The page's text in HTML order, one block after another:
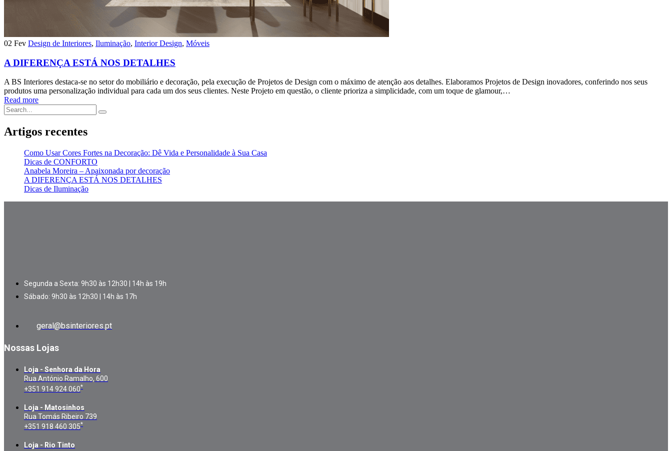
02 Fev Design de Interiores, Iluminação, Interior Design, Móveis
A DIFERENÇA ESTÁ NOS DETALHES
A BS Interiores destaca-se no setor do mobiliário e decoração, pela execução de Projetos de Design com o máximo de atenção aos detalhes. Elaboramos Projetos de Design inovadores, conferindo nos seus
produtos uma personalização individual para cada um dos seus clientes. Neste Projeto em questão, o cliente prioriza a simplicidade, com um toque de glamour,…
Read more
Artigos recentes
Como Usar Cores Fortes na Decoração: Dê Vida e Personalidade à Sua Casa
Dicas de CONFORTO
Anabela Moreira – Apaixonada por decoração
A DIFERENÇA ESTÁ NOS DETALHES
Dicas de Iluminação
Segunda a Sexta: 9h30 às 12h30 | 14h às 19h
Sábado: 9h30 às 12h30 | 14h às 17h
geral@bsinteriores.pt
Nossas Lojas
Loja - Senhora da Hora
Rua António Ramalho, 600
+351 914 924 060*
Loja - Matosinhos
Rua Tomás Ribeiro 739
+351 918 460 305*
Loja - Rio Tinto